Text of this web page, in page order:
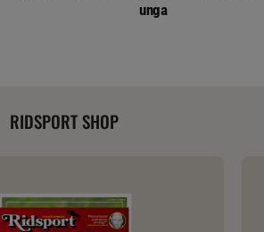
unga
RIDSPORT SHOP